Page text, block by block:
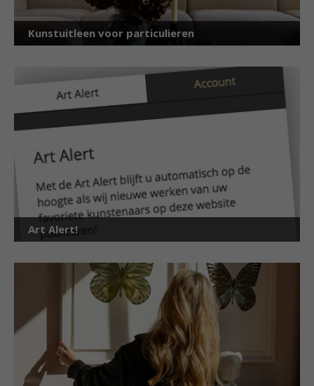
Kunstuitleen voor particulieren
Art Alert!